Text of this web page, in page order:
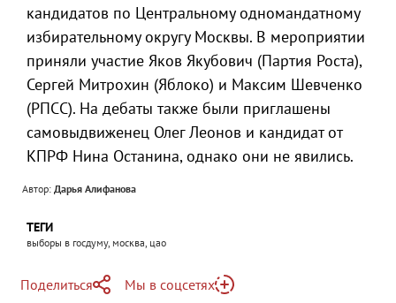
кандидатов по Центральному одномандатному
избирательному округу Москвы. В мероприятии
приняли участие Яков Якубович (Партия Роста),
Сергей Митрохин (Яблоко) и Максим Шевченко
(РПСС). На дебаты также были приглашены
самовыдвиженец Олег Леонов и кандидат от
КПРФ Нина Останина, однако они не явились.
Автор: Дарья Алифанова
ТЕГИ
выборы в госдуму, москва, цао
Поделиться
Мы в соцсетях